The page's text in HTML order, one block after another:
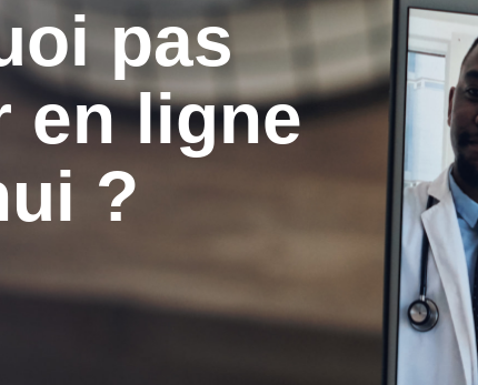
pas
en ligne
?